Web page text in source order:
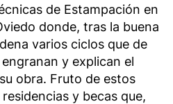
de Estampación en
donde, tras la buena
varios ciclos que de
y explican el
obra. Fruto de estos
y becas que,